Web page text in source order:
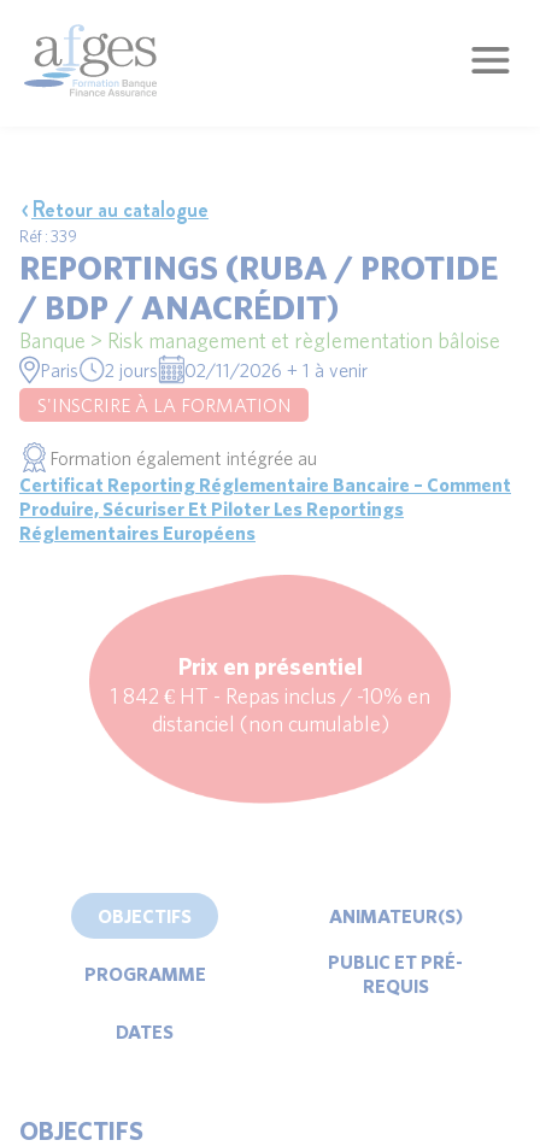
Retour au catalogue
Réf : 339
REPORTINGS (RUBA / PROTIDE
/ BDP / ANACRÉDIT)
Banque > Risk management et règlementation bâloise
Paris 2 jours
02/11/2026 + 1 à venir
S'INSCRIRE À LA FORMATION
Formation également intégrée au
Certificat Reporting Réglementaire Bancaire – Comment
Produire, Sécuriser Et Piloter Les Reportings
Réglementaires Européens
Prix en présentiel
1 842 € HT - Repas inclus / -10% en
distanciel (non cumulable)
OBJECTIFS ANIMATEUR(S)
PROGRAMME
PUBLIC ET PRÉ-
REQUIS
DATES
OBJECTIFS